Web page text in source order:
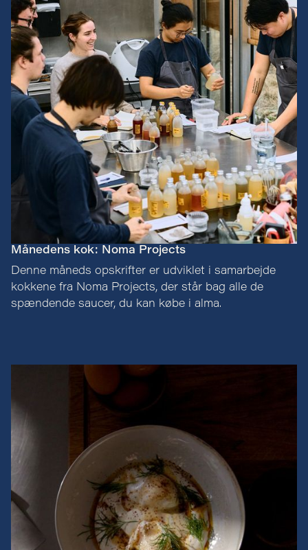
Månedens kok: Noma Projects
Denne måneds opskrifter er udviklet i samarbejde
kokkene fra Noma Projects, der står bag alle de
spændende saucer, du kan købe i alma.